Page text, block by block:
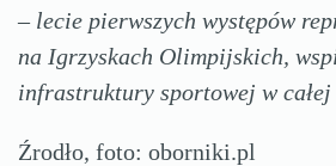
– lecie pierwszych występów
na Igrzyskach Olimpijskich,
infrastruktury sportowej w całej
Źrodło, foto: oborniki.pl